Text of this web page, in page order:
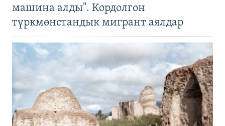
машина алды". Кордолгон
түркмөнстандык мигрант аялдар